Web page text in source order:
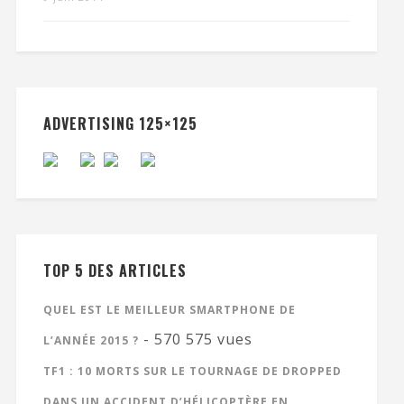
ADVERTISING 125×125
TOP 5 DES ARTICLES
QUEL EST LE MEILLEUR SMARTPHONE DE
L’ANNÉE 2015 ? - 570 575 vues
TF1 : 10 MORTS SUR LE TOURNAGE DE DROPPED